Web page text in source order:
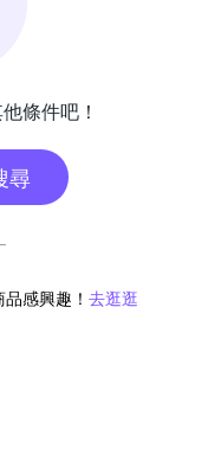
條件吧！
尋
感興趣！ 去逛逛